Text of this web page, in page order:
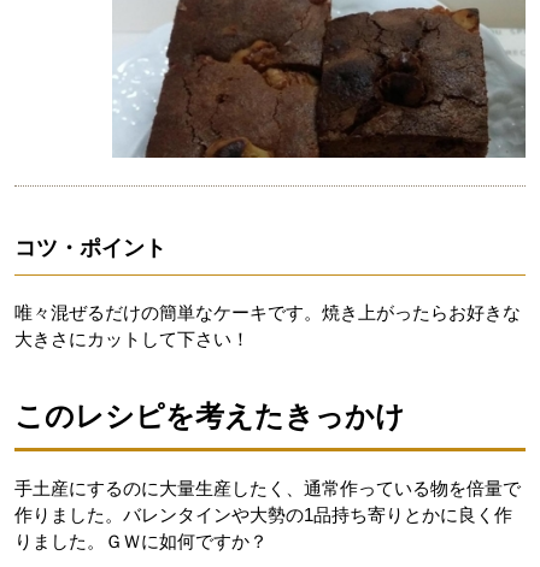
コツ・ポイント
唯々混ぜるだけの簡単なケーキです。焼き上がったらお好きな
大きさにカットして下さい！
このレシピを考えたきっかけ
手土産にするのに大量生産したく、通常作っている物を倍量で
作りました。バレンタインや大勢の1品持ち寄りとかに良く作
りました。ＧＷに如何ですか？